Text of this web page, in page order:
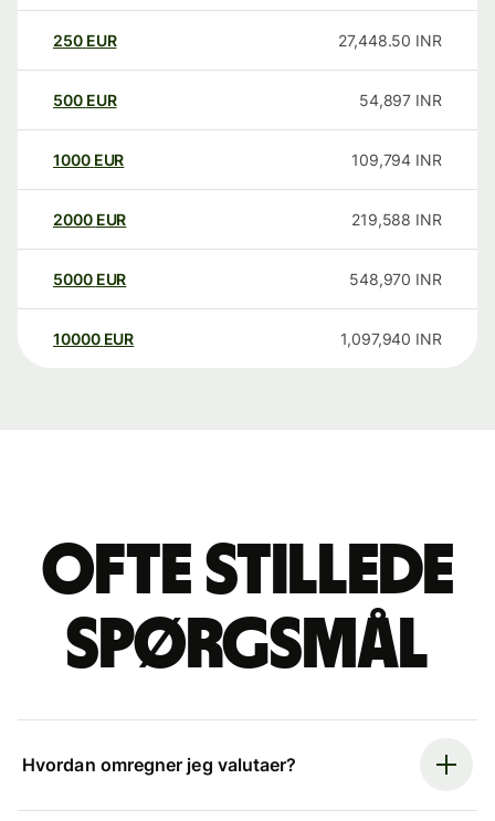
250 EUR 27,448.50 INR
500 EUR 54,897 INR
1000 EUR 109,794 INR
2000 EUR 219,588 INR
5000 EUR 548,970 INR
10000 EUR 1,097,940 INR
Ofte stillede
spørgsmål
Hvordan omregner jeg valutaer?